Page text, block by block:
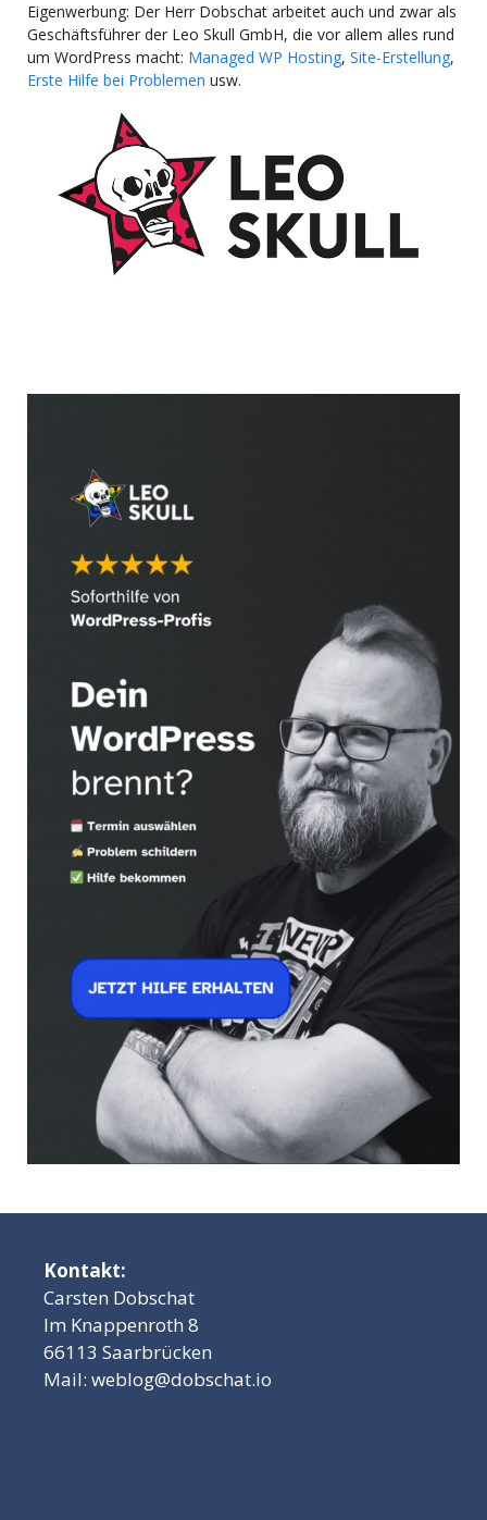
Eigenwerbung: Der Herr Dobschat arbeitet auch und zwar als
Geschäftsführer der Leo Skull GmbH, die vor allem alles rund
um WordPress macht: Managed WP Hosting, Site-Erstellung,
Erste Hilfe bei Problemen usw.
Kontakt:
Carsten Dobschat
Im Knappenroth 8
66113 Saarbrücken
Mail: weblog@dobschat.io